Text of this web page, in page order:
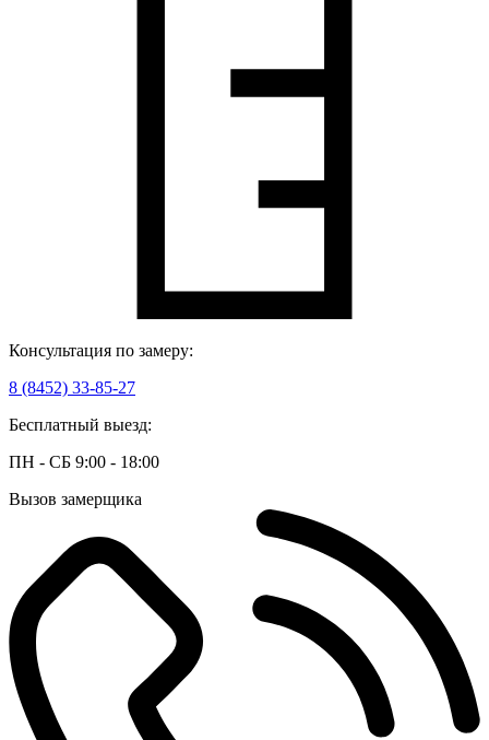
Консультация по замеру:
8 (8452) 33-85-27
Бесплатный выезд:
ПН - СБ 9:00 - 18:00
Вызов замерщика